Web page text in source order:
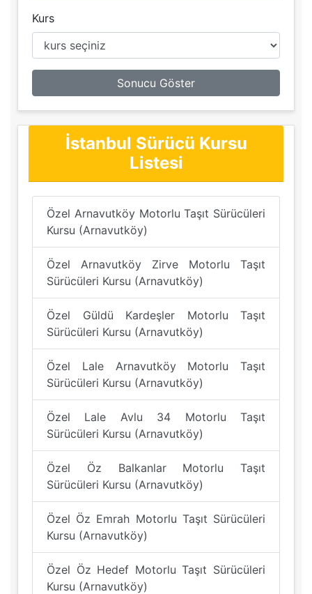
Kurs
Sonucu Göster
İstanbul Sürücü Kursu
Listesi
Özel Arnavutköy Motorlu Taşıt Sürücüleri
Kursu (Arnavutköy)
Özel Arnavutköy Zirve Motorlu Taşıt
Sürücüleri Kursu (Arnavutköy)
Özel Güldü Kardeşler Motorlu Taşıt
Sürücüleri Kursu (Arnavutköy)
Özel Lale Arnavutköy Motorlu Taşıt
Sürücüleri Kursu (Arnavutköy)
Özel Lale Avlu 34 Motorlu Taşıt
Sürücüleri Kursu (Arnavutköy)
Özel Öz Balkanlar Motorlu Taşıt
Sürücüleri Kursu (Arnavutköy)
Özel Öz Emrah Motorlu Taşıt Sürücüleri
Kursu (Arnavutköy)
Özel Öz Hedef Motorlu Taşıt Sürücüleri
Kursu (Arnavutköy)